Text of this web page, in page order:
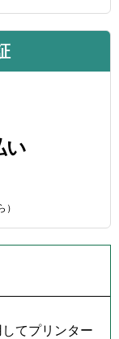
い
）
てプリンター